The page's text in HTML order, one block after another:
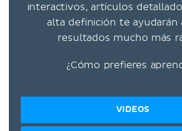
interactivos, artículos
alta definición te ayudarán
resultados mucho más
¿Cómo prefieres
VIDEOS